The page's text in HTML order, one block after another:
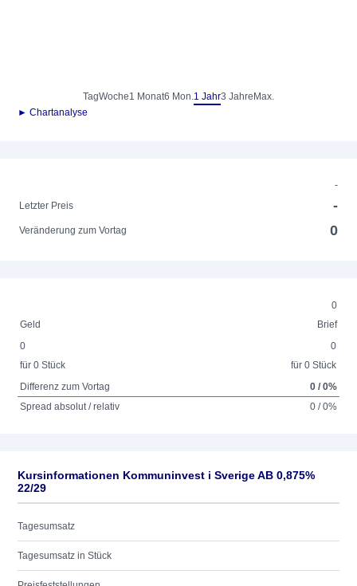
TagWoche1 Monat6 Mon.1 Jahr3 Jahre Max.
► Chartanalyse
-
Letzter Preis
-
Veränderung zum Vortag 0
0
Geld
Brief
0
für 0 Stück
0
für 0 Stück
Differenz zum Vortag
0 / 0%
Spread absolut / relativ
0 / 0%
Kursinformationen Kommuninvest i Sverige AB 0,875%
22/29
Tagesumsatz
Tagesumsatz in Stück